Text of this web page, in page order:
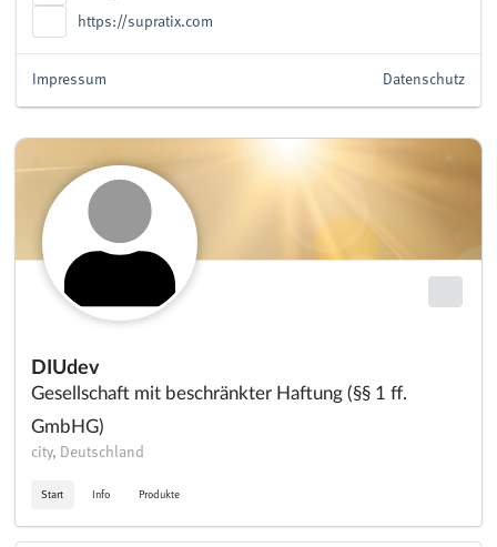
DIUdev
Gesellschaft mit beschränkter Haftung (§§ 1 ff.
GmbHG)
city, Deutschland
Start Info Produkte
https://supratix.com
Datenschutz
Impressum